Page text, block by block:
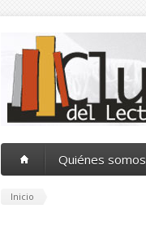
Quiénes somos
Inicio